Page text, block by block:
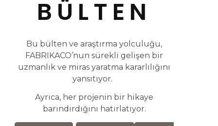
BÜLTEN
Bu bülten ve araştırma yolculuğu,
FABRIKACO’nun sürekli gelişen bir
uzmanlık ve miras yaratma kararlılığını
yansıtıyor.
Ayrıca, her projenin bir hikaye
barındırdığını hatırlatıyor.